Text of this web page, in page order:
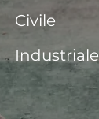
Civile
Industriale